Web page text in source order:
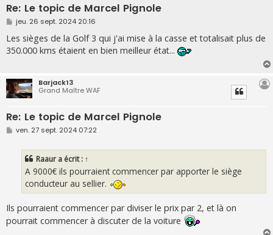
Re: Le topic de Marcel Pignole
M
e
s
s
a
jeu. 26 sept. 2024 20:16
Les sièges de la Golf 3 qui j'ai mise à la casse et totalisait plus de
350.000 kms étaient en bien meilleur état...
Barjack13
Grand Maître WAF
Re: Le topic de Marcel Pignole
M
ven. 27 sept. 2024 07:22
Raaur a écrit : ↑
A 9000€ ils pourraient commencer par apporter le siège
conducteur au sellier.
Ils pourraient commencer par diviser le prix par 2, et là on
pourrait commencer à discuter de la voiture